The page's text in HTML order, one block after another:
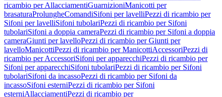
ricambio per AllacciamentiGuarnizioniManicotti per
brasaturaProlungheComandiSifoni per lavelliPezzi di ricambio per
Sifoni per lavelliSifoni tubolariPezzi di ricambio per Sifoni
tubolariSifoni a doppia cameraPezzi di ricambio per Sifoni a doppia
cameraGiunti per lavelloPezzi di ricambio per Giunti per
lavelloManicottiPezzi di ricambio per ManicottiAccessoriPezzi di
ricambio per AccessoriSifoni per apparecchiPezzi di ricambio per
Sifoni per apparecchiSifoni tubolariPezzi di ricambio per Sifoni
tubolariSifoni da incassoPezzi di ricambio per Sifoni da
incassoSifoni esterniPezzi di ricambio per Sifoni
esterniAllacciamentiPezzi di ricambio per